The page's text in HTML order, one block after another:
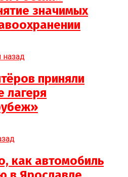
значимых
назад
приняли
лагеря
как автомобиль